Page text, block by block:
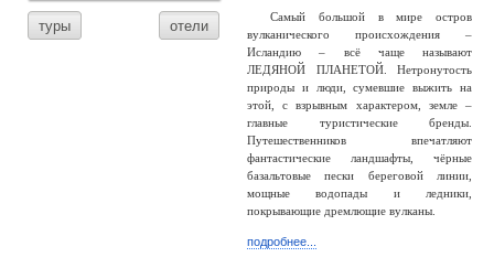
туры отели
Самый большой в мире остров
вулканического происхождения –
Исландию – всё чаще называют
ЛЕДЯНОЙ ПЛАНЕТОЙ. Нетронутость
природы и люди, сумевшие выжить на
этой, с взрывным характером, земле –
главные туристические бренды.
Путешественников впечатляют
фантастические ландшафты, чёрные
базальтовые пески береговой линии,
мощные водопады и ледники,
покрывающие дремлющие вулканы.
подробнее...